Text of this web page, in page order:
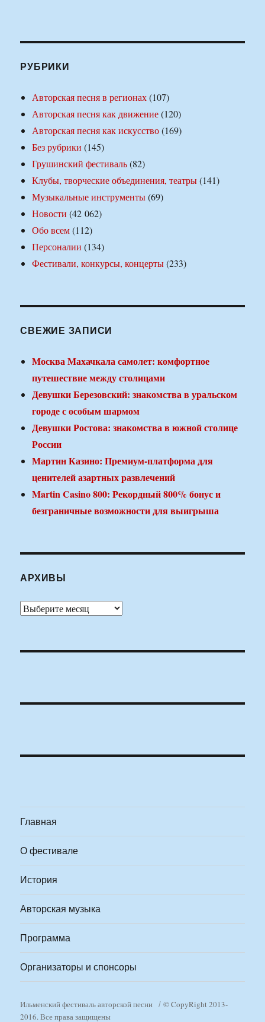
РУБРИКИ
Авторская песня в регионах(107)
Авторская песня как движение(120)
Авторская песня как искусство(169)
Без рубрики (145)
Грушинский фестиваль(82)
Клубы, творческие объединения, театры(141)
Музыкальные инструменты(69)
Новости (42 062)
Обо всем(112)
Персоналии (134)
Фестивали, конкурсы, концерты(233)
СВЕЖИЕ ЗАПИСИ
Москва Махачкала самолет: комфортное
путешествие между столицами
Девушки Березовский: знакомства в уральском
городе с особым шармом
Девушки Ростова: знакомства в южной столице
России
Мартин Казино: Премиум-платформа для
ценителей азартных развлечений
Martin Casino 800: Рекордный 800% бонус и
безграничные возможности для выигрыша
АРХИВЫ
Архивы
Главная
О фестивале
История
Авторская музыка
Программа
Организаторы и спонсоры
Ильменский фестиваль авторской песни
© CopyRight 2013-
2016. Все права защищены